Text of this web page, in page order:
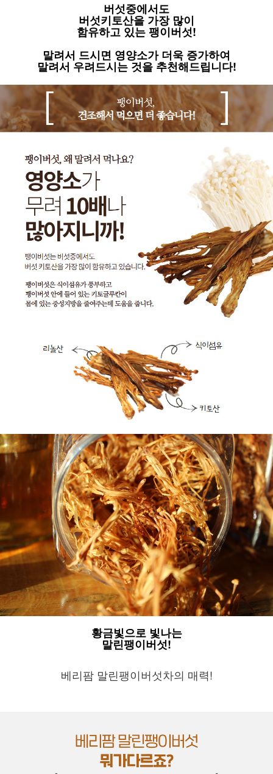
버섯중에서도
버섯키토산을 가장 많이
함유하고 있는 팽이버섯!
말려서 드시면 영양소가 더욱 증가하여
말려서 우려드시는 것을 추천해드립니다!
황금빛으로 빛나는
말린팽이버섯!
베리팜 말린팽이버섯차의 매력!